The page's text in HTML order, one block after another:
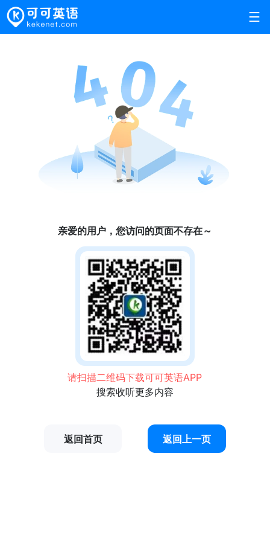
亲爱的用户，您访问的页面不存在～
请扫描二维码下载可可英语APP
搜索收听更多内容
返回首页 返回上一页